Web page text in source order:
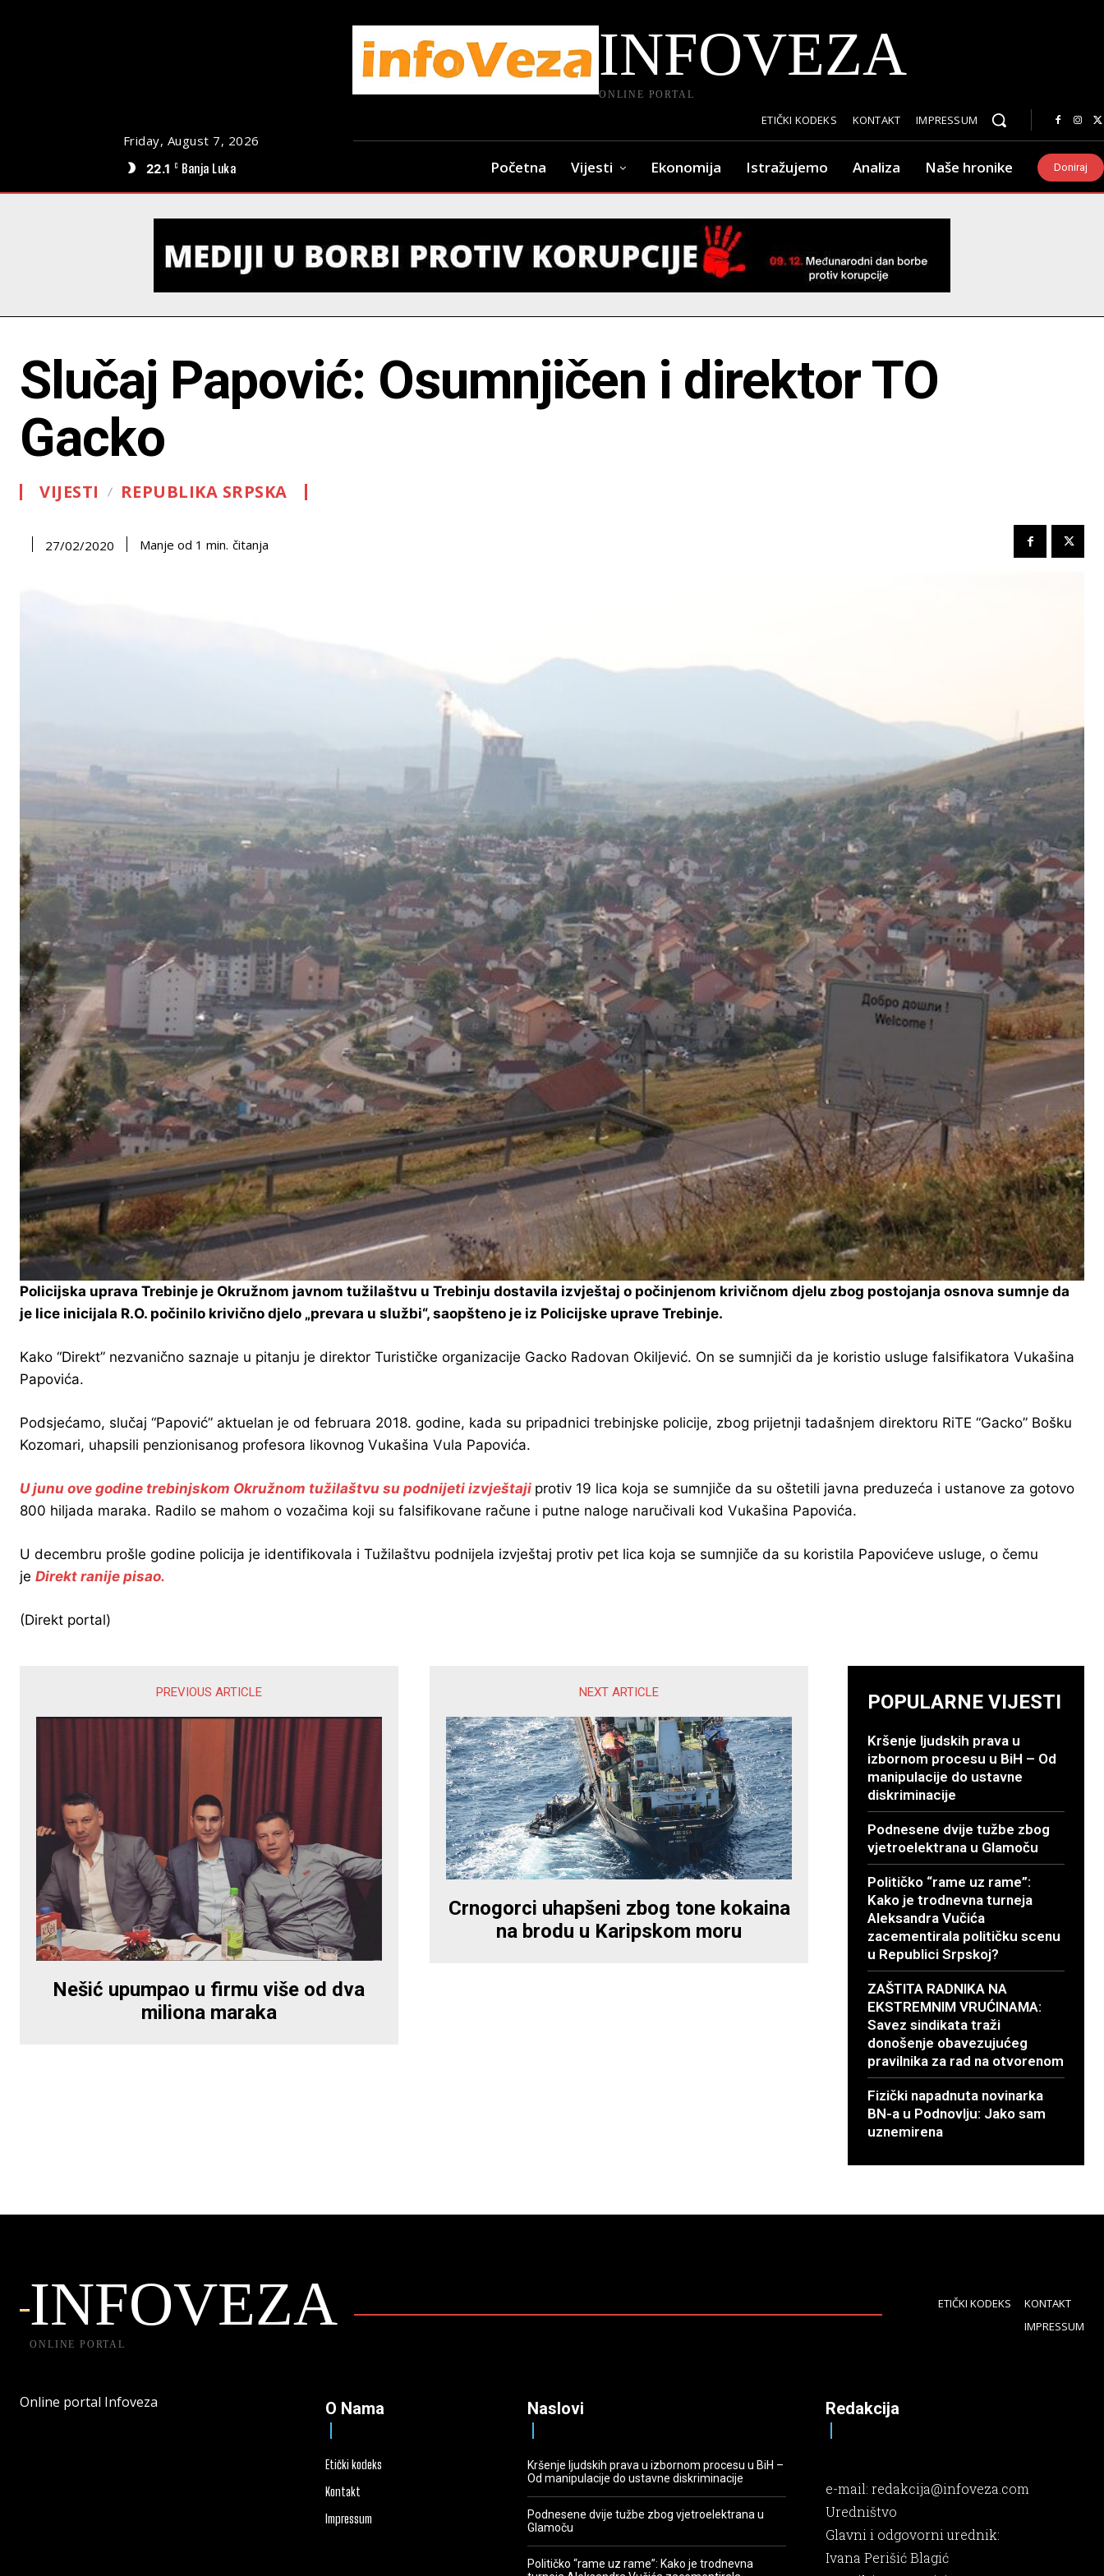
Friday, August 7, 2026
22.1 C Banja Luka
INFOVEZA
ONLINE PORTAL
ETIČKI KODEKS KONTAKT IMPRESSUM
Početna Vijesti Ekonomija Istražujemo Analiza Naše hronike Doniraj
Slučaj Papović: Osumnjičen i direktor TO
Gacko
VIJESTI REPUBLIKA SRPSKA
27/02/2020 Manje od 1 min. čitanja
Policijska uprava Trebinje je Okružnom javnom tužilaštvu u Trebinju dostavila izvještaj o počinjenom krivičnom djelu zbog postojanja osnova sumnje da
je lice inicijala R.O. počinilo krivično djelo „prevara u službi“, saopšteno je iz Policijske uprave Trebinje.
Kako “Direkt” nezvanično saznaje u pitanju je direktor Turističke organizacije Gacko Radovan Okiljević. On se sumnjiči da je koristio usluge falsifikatora Vukašina
Papovića.
Podsjećamo, slučaj “Papović” aktuelan je od februara 2018. godine, kada su pripadnici trebinjske policije, zbog prijetnji tadašnjem direktoru RiTE “Gacko” Bošku
Kozomari, uhapsili penzionisanog profesora likovnog Vukašina Vula Papovića.
U junu ove godine trebinjskom Okružnom tužilaštvu su podnijeti izvještaji protiv 19 lica koja se sumnjiče da su oštetili javna preduzeća i ustanove za gotovo
800 hiljada maraka. Radilo se mahom o vozačima koji su falsifikovane račune i putne naloge naručivali kod Vukašina Papovića.
U decembru prošle godine policija je identifikovala i Tužilaštvu podnijela izvještaj protiv pet lica koja se sumnjiče da su koristila Papovićeve usluge, o čemu
je Direkt ranije pisao.
(Direkt portal)
PREVIOUS ARTICLE
Nešić upumpao u firmu više od dva
miliona maraka
NEXT ARTICLE
Crnogorci uhapšeni zbog tone kokaina
na brodu u Karipskom moru
POPULARNE VIJESTI
Kršenje ljudskih prava u
izbornom procesu u BiH – Od
manipulacije do ustavne
diskriminacije
Podnesene dvije tužbe zbog
vjetroelektrana u Glamoču
Političko “rame uz rame”:
Kako je trodnevna turneja
Aleksandra Vučića
zacementirala političku scenu
u Republici Srpskoj?
ZAŠTITA RADNIKA NA
EKSTREMNIM VRUĆINAMA:
Savez sindikata traži
donošenje obavezujućeg
pravilnika za rad na otvorenom
Fizički napadnuta novinarka
BN-a u Podnovlju: Jako sam
uznemirena
INFOVEZA
ONLINE PORTAL
ETIČKI KODEKS
KONTAKT
IMPRESSUM
Online portal Infoveza O Nama
Etički kodeks
Kontakt
Impressum
Naslovi
Kršenje ljudskih prava u izbornom procesu u BiH –
Od manipulacije do ustavne diskriminacije
Podnesene dvije tužbe zbog vjetroelektrana u
Glamoču
Političko “rame uz rame”: Kako je trodnevna
Redakcija
e-mail:redakcija@infoveza.com
Uredništvo
Glavni i odgovorni urednik:
Ivana Perišić Blagić